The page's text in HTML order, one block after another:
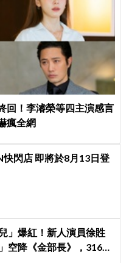
回！李濬榮等四主演感言
瘋全網
快閃店 即將於8月13日登
」爆紅！新人演員徐貹
空降《金部長》，316萬